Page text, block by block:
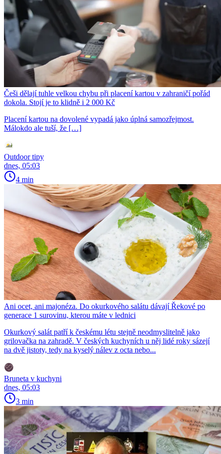
Češi dělají tuhle velkou chybu při placení kartou v zahraničí pořád
dokola. Stojí je to klidně i 2 000 Kč
Placení kartou na dovolené vypadá jako úplná samozřejmost.
Málokdo ale tuší, že […]
Outdoor tipy
dnes, 05:03
4 min
Ani ocet, ani majonéza. Do okurkového salátu dávají Řekové po
generace 1 surovinu, kterou máte v lednici
Okurkový salát patří k českému létu stejně neodmyslitelně jako
grilovačka na zahradě. V českých kuchyních u něj lidé roky sázejí
na dvě jistoty, tedy na kyselý nálev z octa nebo...
Bruneta v kuchyni
dnes, 05:03
3 min